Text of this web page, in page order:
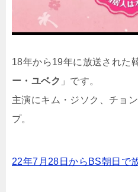
18年から19年に放送された
ー・ユベク 」です。
主演にキム・ジソク、チョ
プ。
22年7月28日からBS朝日で